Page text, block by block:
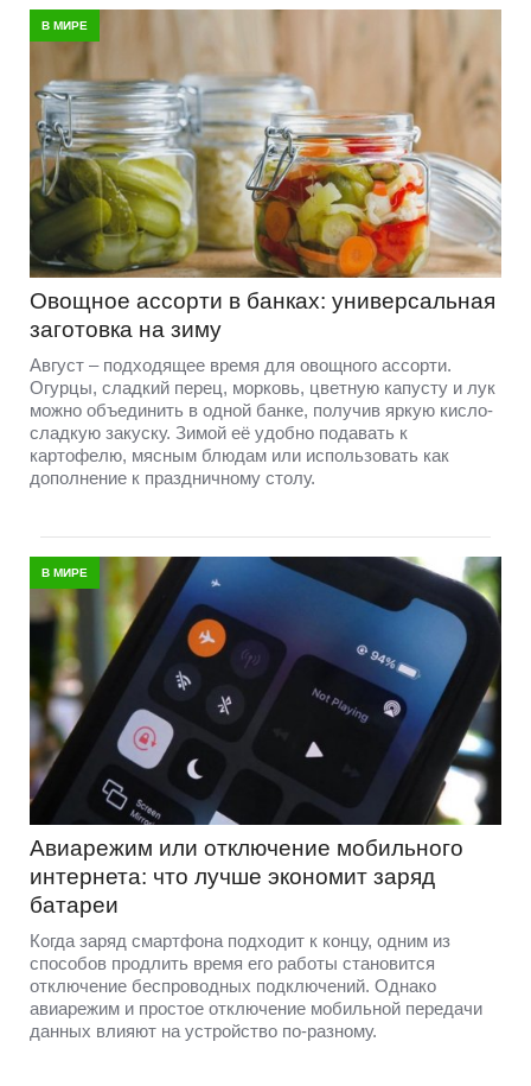
В МИРЕ
Овощное ассорти в банках: универсальная
заготовка на зиму
Август – подходящее время для овощного ассорти.
Огурцы, сладкий перец, морковь, цветную капусту и лук
можно объединить в одной банке, получив яркую кисло-
сладкую закуску. Зимой её удобно подавать к
картофелю, мясным блюдам или использовать как
дополнение к праздничному столу.
В МИРЕ
Авиарежим или отключение мобильного
интернета: что лучше экономит заряд
батареи
Когда заряд смартфона подходит к концу, одним из
способов продлить время его работы становится
отключение беспроводных подключений. Однако
авиарежим и простое отключение мобильной передачи
данных влияют на устройство по-разному.